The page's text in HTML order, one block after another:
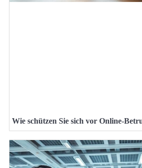
Wie schützen Sie sich vor Online-